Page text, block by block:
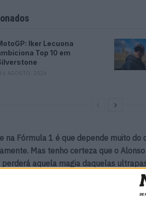
Iker Lecuona
Top 10 em
6 AGOSTO, 2026
na Fórmula 1 é que depende muito
Mas tenho certeza que o
perderá aquela magia daquelas
fazem isso. O resto ultrapassa no
ultrapassar em qualquer curva.”